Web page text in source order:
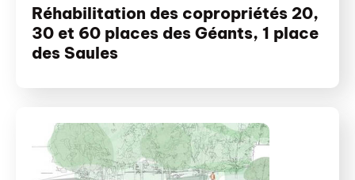
Réhabilitation des copropriétés 20,
30 et 60 places des Géants, 1 place
des Saules